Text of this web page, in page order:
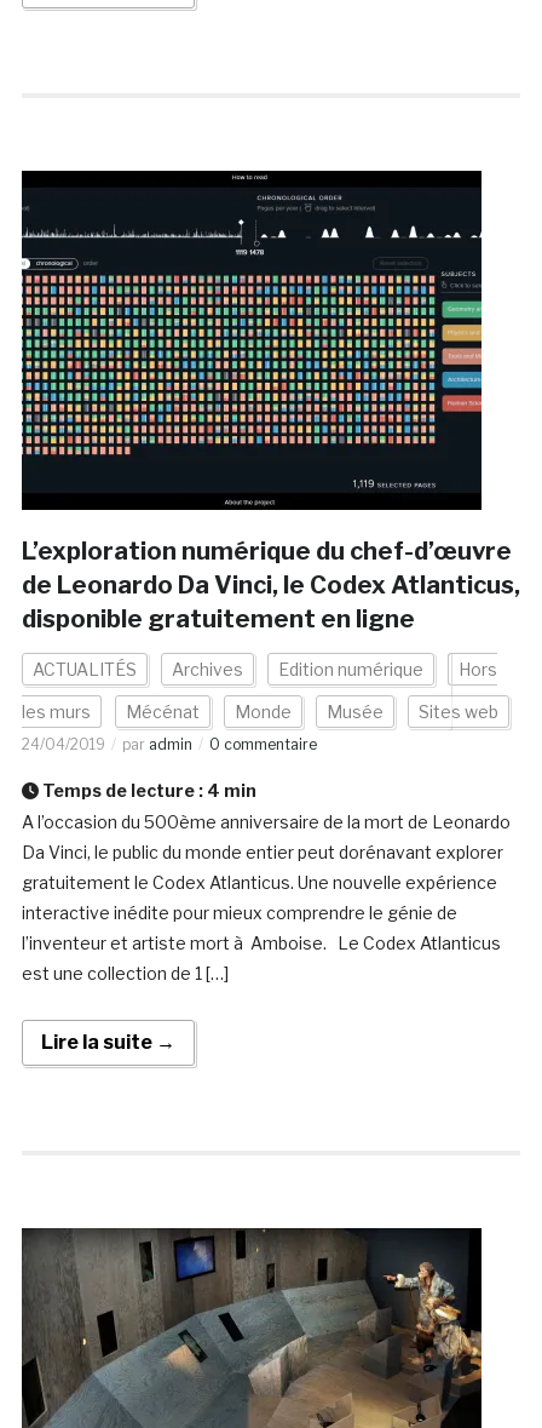
L’exploration numérique du chef-d’œuvre
de Leonardo Da Vinci, le Codex Atlanticus,
disponible gratuitement en ligne
ACTUALITÉS Archives Edition numérique Hors
les murs Mécénat Monde Musée Sites web
24/04/2019 par admin 0 commentaire
Temps de lecture : 4 min
A l’occasion du 500ème anniversaire de la mort de Leonardo
Da Vinci, le public du monde entier peut dorénavant explorer
gratuitement le Codex Atlanticus. Une nouvelle expérience
interactive inédite pour mieux comprendre le génie de
l’inventeur et artiste mort à Amboise. Le Codex Atlanticus
est une collection de 1 […]
Lire la suite →